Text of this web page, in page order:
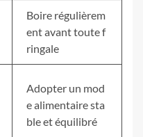
Boire régulièrem
ent avant toute f
ringale
Adopter un mod
e alimentaire sta
ble et équilibré